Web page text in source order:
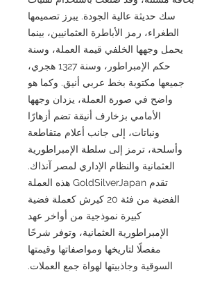
سك حديثة عالية الجودة. يبرز تصميمها
الطغراء، رمز الأباطرة العثمانيين، بينما
يحمل وجهها الخلفي قيمة العملة، وسنة
حكم الإمبراطور، وسنة 1327 هجري،
جميعها مكتوبة بخط عربي أنيق. وكما هو
واضح في صورة العملة، يزدان وجهها
الأمامي بزخارف أنيقة تضم أزهارًا
ونباتات، إلى جانب أعلام متقاطعة
وأسلحة، ترمز إلى سلطة الإمبراطورية
العثمانية والنظام الإداري لمصر آنذاك.
تقدم GoldSilverJapan هذه العملة
الفضية من فئة 20 كيرش كعملة فضية
كبيرة نموذجية من أواخر عهد
الإمبراطورية العثمانية، وتوفر شرحًا
مفصلًا لتاريخها ومواصفاتها وقيمتها
السوقية وجاذبيتها لهواة جمع العملات.